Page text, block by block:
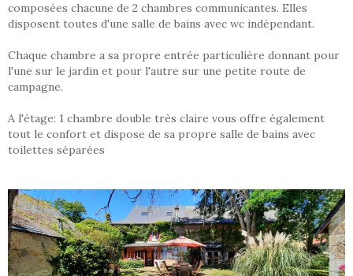
composées chacune de 2 chambres communicantes. Elles
disposent toutes d'une salle de bains avec wc indépendant.
Chaque chambre a sa propre entrée particulière donnant pour
l'une sur le jardin et pour l'autre sur une petite route de
campagne.
A l'étage: 1 chambre double très claire vous offre également
tout le confort et dispose de sa propre salle de bains avec
toilettes séparées